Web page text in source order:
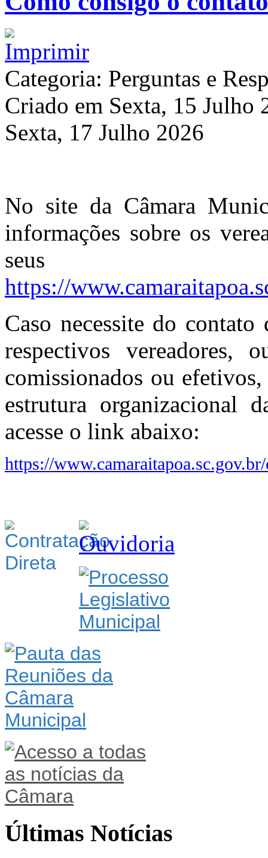
Categoria: Perguntas e
Criado em Sexta, 15 Julho
Sexta, 17 Julho 2026
No site da Câmara
informações sobre os
seus
https://
Caso necessite do contato
respectivos vereadores,
comissionados ou
estrutura organizacional
acesse o link abaixo:
https://
Últimas Notícias